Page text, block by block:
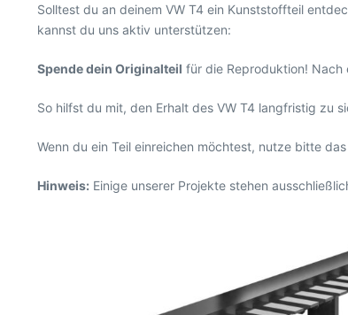
Solltest du an deinem VW T4 ein Kunststoffteil
kannst du uns aktiv unterstützen:
Spende dein Originalteil für die Reproduktion! Nach
So hilfst du mit, den Erhalt des VW T4 langfristig zu
Wenn du ein Teil einreichen möchtest, nutze bitte das
Hinweis: Einige unserer Projekte stehen